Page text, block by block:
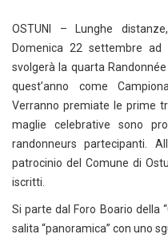
OSTUNI – Lunghe
Domenica 22 settembre
svolgerà la quarta
quest’anno come
Verranno premiate le prime
maglie celebrative sono
randonneurs partecipanti.
patrocinio del Comune di
iscritti.
Si parte dal Foro Boario della
salita “panoramica” con uno